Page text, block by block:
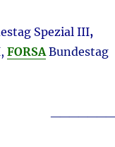
Spezial III,
FORSABundestag